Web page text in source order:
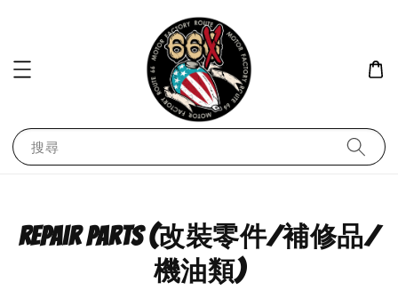
搜尋
repair parts (改裝零件/補修品/
機油類)